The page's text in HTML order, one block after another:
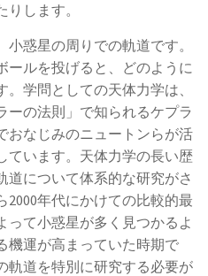
します。
惑星の周りでの軌道です。
ールを投げると、どのように
学問としての天体力学は、
ーの法則」で知られるケプラ
おなじみのニュートンらが活
ています。天体力学の長い歴
道について体系的な研究がさ
2000年代にかけての比較的最
って小惑星が多く見つかるよ
機運が高まっていた時期で
軌道を特別に研究する必要が